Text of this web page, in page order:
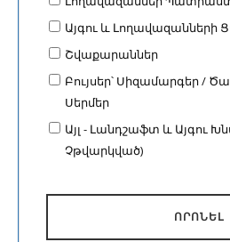
Այգու և
Շվաքարաններ
Բույսեր՝ Սիզամարգեր /
Սերմեր
Այլ - Լանդշաֆտ և Այգու
Չթվարկված)
ՈՐՈՆԵԼ